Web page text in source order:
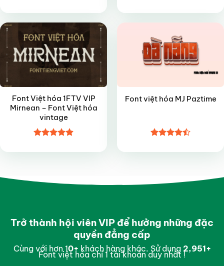
hạng4.35
5 sao
hạng4.45
5 sao
Font Việt hóa 1FTV VIP
Mirnean – Font Việt hóa
vintage
hạng4.95
Font việt hóa MJ Paztime
hạng4.5
Trở thành hội viên VIP để hưởng những đặc
quyền đẳng cấp
Cùng với hơn 10+khách hàng khác. Sử dụng 2,996+
Font việt hóa chỉ 1 tài khoản duy nhất !